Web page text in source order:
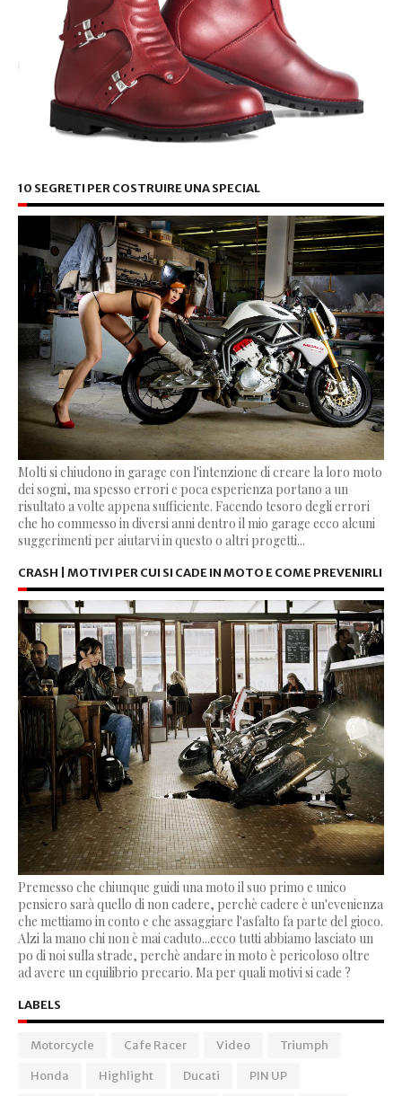
10 SEGRETI PER COSTRUIRE UNA SPECIAL
Molti si chiudono in garage con l'intenzione di creare la loro moto
dei sogni, ma spesso errori e poca esperienza portano a un
risultato a volte appena sufficiente. Facendo tesoro degli errori
che ho commesso in diversi anni dentro il mio garage ecco alcuni
suggerimenti per aiutarvi in questo o altri progetti...
CRASH | MOTIVI PER CUI SI CADE IN MOTO E COME PREVENIRLI
Premesso che chiunque guidi una moto il suo primo e unico
pensiero sarà quello di non cadere, perchè cadere è un'evenienza
che mettiamo in conto e che assaggiare l'asfalto fa parte del gioco.
Alzi la mano chi non è mai caduto...ecco tutti abbiamo lasciato un
po di noi sulla strade, perchè andare in moto è pericoloso oltre
ad avere un equilibrio precario. Ma per quali motivi si cade ?
LABELS
Motorcycle Cafe Racer Video
Triumph
Honda
Highlight Ducati PIN UP